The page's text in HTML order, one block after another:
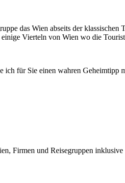
das Wien abseits der
Vierteln von Wien wo die
für Sie einen wahren Geheimtipp
Firmen und Reisegruppen